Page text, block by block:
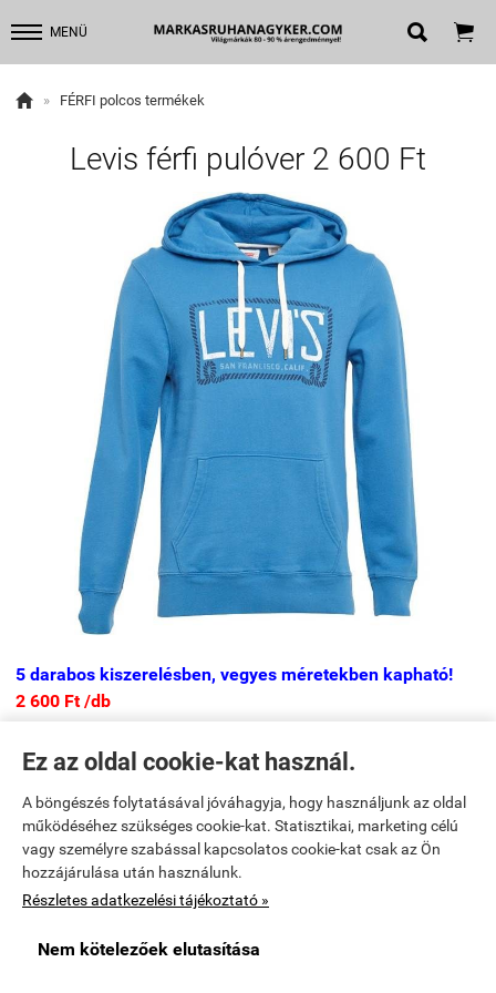
Ez az oldal cookie-kat használ.
A böngészés folytatásával jóváhagyja, hogy használjunk az oldal
működéséhez szükséges cookie-kat. Statisztikai, marketing célú
vagy személyre szabással kapcsolatos cookie-kat csak az Ön
hozzájárulása után használunk.
Részletes adatkezelési tájékoztató »
Nem kötelezőek elutasítása
MENÜ  
 » FÉRFI polcos termékek
Levis férfi pulóver 2 600 Ft
5 darabos kiszerelésben, vegyes méretekben kapható!
2 600 Ft /db
TERMÉKEK
Kezdőlap|Bemutatkozás
markasruhanagyker.com - Multi Média Box Kft.